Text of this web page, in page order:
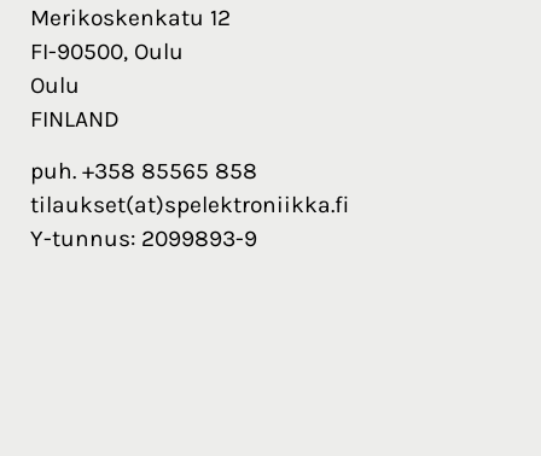
Merikoskenkatu 12
FI-90500, Oulu
Oulu
FINLAND
puh. +358 85565 858
tilaukset(at)spelektroniikka.fi
Y-tunnus: 2099893-9